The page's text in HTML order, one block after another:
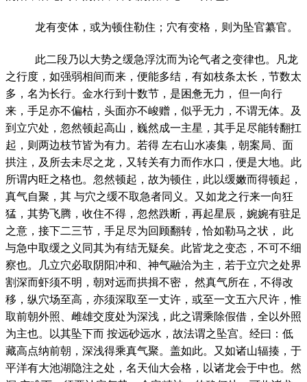
龙有变体，或为顿住勒住；穴有变格，则为坠官纂官。
此二段乃以大势之缓急浮沈而为论气者之变律也。凡龙
之行度，如强弱相间而来，便能多结，有如枝条太长，节数太
多，名为长行。金水行到十数节，是困惫无力， 但一向行
来，手足亦不偏枯，头面亦不峻赠，似乎无力，不谓无体。及
到立穴处，忽然顿起高山，巍然成一主星，其手足尽能转翻扛
起，则两边枝节皆为有力。若得 左右山水凑集，朝案局、面
拱注，及所去未尽之龙，又转关有力而作水口，便是大地。此
所谓内旺之格也。忽然顿起，故为顿住，此以缓嫩而得顿起，
真气自聚，其 与穴之缓不取急者同义。又如龙之行来一向狂
猛，其势飞腾，收住不得，忽然跌断，再起星辰，婉婉有驻足
之意，接下二三节，手足尽为回顾翻转，恰如勒马之状， 此
与急中取缓之义同其为有结无疑矣。此皆龙之变态，不可不细
察也。几立穴必取阴阳冲和、神气融洽为主，若于立穴之处界
割深而虾须不明，朝对远而拱揖不密， 然真气所在，不得改
移，纵穴场至高，亦须深取至一丈许，或至一文五六尺许，惟
取前朝外照、雌雄交度处为深浅，此之谓乘除假借，全以外照
为主也。以其坠下而 按远砂远水，故法谓之坠宫。经曰：低
藏高点纳前朝，深浅得乘真气聚。盖如此。又如诸山辐揍，于
平洋有大池湖隐注之处，名天仙大会格，以诸龙会于中也。然